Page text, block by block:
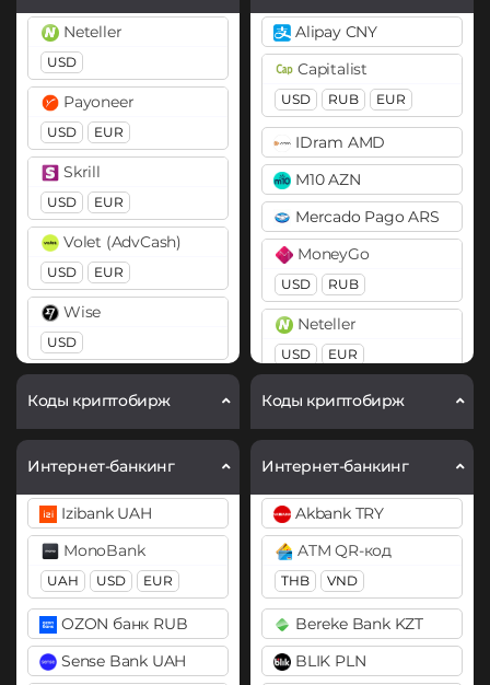
Bitcoin Cash (BCH)
Cardano (ADA)
Chainlink (LINK)
ERC20
Cosmos (ATOM)
DAI
ERC20
DASH
Decentraland (MANA)
Dogecoin (DOGE)
DOGE
Polkadot (DOT)
DOT
BEP20 ERC20
ARB
Ethereum Classic (ETC)
Filecoin (FIL)
Gram (Toncoin)
Neteller
USD
Payoneer
USD EUR
Skrill
USD EUR
Volet (AdvCash)
USD EUR
Wise
USD
Коды криптобирж
Интернет-банкинг
Izibank UAH
MonoBank
UAH USD EUR
OZON банк RUB
Sense Bank UAH
BEP20 BEP2
Bitcoin (BTC)
BTC BEP20
ARB
AVAXC
Bitcoin Cash (BCH)
Bitcoin SV (BSV)
BitTorrent (BTT)
Cardano (ADA)
Chainlink (LINK)
BEP20 ERC20
Compound (COMP)
Cosmos (ATOM)
Cronos (CRO)
ERC20
DASH
Decentraland (MANA)
Dogecoin (DOGE)
DOGE
Alipay CNY
Capitalist
USD RUB EUR
IDram AMD
M10 AZN
Mercado Pago ARS
MoneyGo
USD RUB
Neteller
USD EUR
Payoneer
PayPal
USD EUR GBP AUD
PaySera
USD
Paytm INR
Pix BRL
Коды криптобирж
Интернет-банкинг
Akbank TRY
ATM QR-код
THB VND
Bereke Bank KZT
BLIK PLN